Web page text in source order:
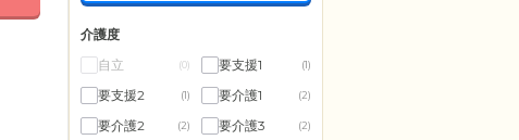
介護度
自立
(0) 要支援1 (1)
要支援2 (1) 要介護1 (2)
要介護2 (2) 要介護3 (2)